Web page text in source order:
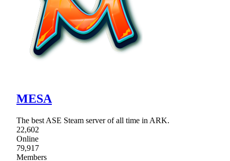
MESA
The best ASE Steam server of all time in ARK.
22,602
Online
79,917
Members